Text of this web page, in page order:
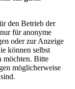
den Betrieb der
für anonyme
oder zur Anzeige
können selbst
möchten. Bitte
möglicherweise